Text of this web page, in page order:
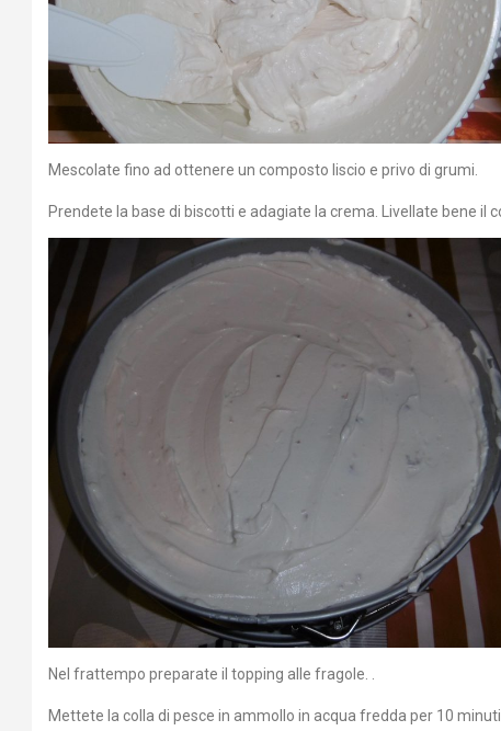
Mescolate fino ad ottenere un composto liscio e privo di grumi.
Prendete la base di biscotti e adagiate la crema. Livellate bene
Nel frattempo preparate il topping alle fragole. .
Mettete la colla di pesce in ammollo in acqua fredda per 10